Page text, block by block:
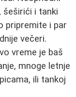
šeširići i tanki
pripremite i par
večeri.
vreme je baš
mnoge letnje
ili tankoj